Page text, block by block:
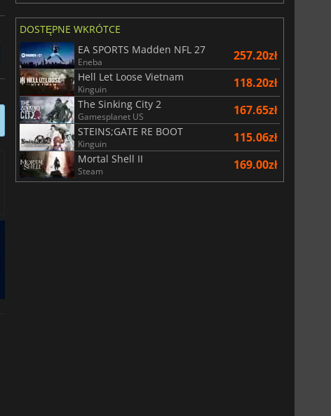
DOSTĘPNE WKRÓTCE
EA SPORTS Madden NFL 27
Eneba 257.20zł
Hell Let Loose Vietnam
Kinguin 118.20zł
The Sinking City 2
Gamesplanet US 167.65zł
STEINS;GATE RE BOOT
Kinguin 115.06zł
Mortal Shell II
Steam 169.00zł